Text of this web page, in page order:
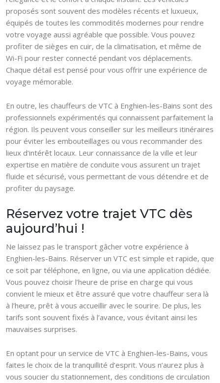
proposés sont souvent des modèles récents et luxueux,
équipés de toutes les commodités modernes pour rendre
votre voyage aussi agréable que possible. Vous pouvez
profiter de sièges en cuir, de la climatisation, et même de
Wi-Fi pour rester connecté pendant vos déplacements.
Chaque détail est pensé pour vous offrir une expérience de
voyage mémorable.
En outre, les chauffeurs de VTC à Enghien-les-Bains sont des
professionnels expérimentés qui connaissent parfaitement la
région. Ils peuvent vous conseiller sur les meilleurs itinéraires
pour éviter les embouteillages ou vous recommander des
lieux d’intérêt locaux. Leur connaissance de la ville et leur
expertise en matière de conduite vous assurent un trajet
fluide et sécurisé, vous permettant de vous détendre et de
profiter du paysage.
Réservez votre trajet VTC dès
aujourd’hui !
Ne laissez pas le transport gâcher votre expérience à
Enghien-les-Bains. Réserver un VTC est simple et rapide, que
ce soit par téléphone, en ligne, ou via une application dédiée.
Vous pouvez choisir l’heure de prise en charge qui vous
convient le mieux et être assuré que votre chauffeur sera là
à l’heure, prêt à vous accueillir avec le sourire. De plus, les
tarifs sont souvent fixés à l’avance, vous évitant ainsi les
mauvaises surprises.
En optant pour un service de VTC à Enghien-les-Bains, vous
faites le choix de la tranquillité d’esprit. Vous n’aurez plus à
vous soucier du stationnement, des conditions de circulation